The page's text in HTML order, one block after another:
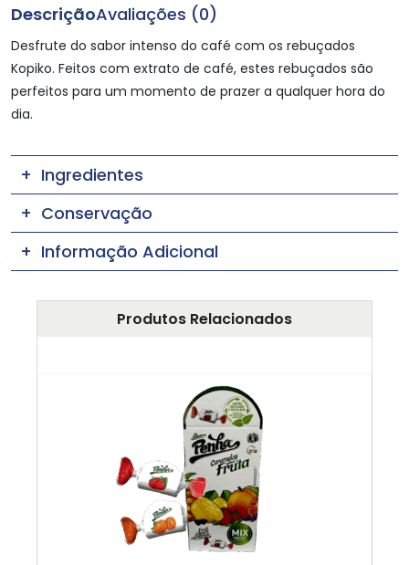
DescriçãoAvaliações (0)
Desfrute do sabor intenso do café com os rebuçados
Kopiko. Feitos com extrato de café, estes rebuçados são
perfeitos para um momento de prazer a qualquer hora do
dia.
Ingredientes
Conservação
Informação Adicional
Produtos Relacionados